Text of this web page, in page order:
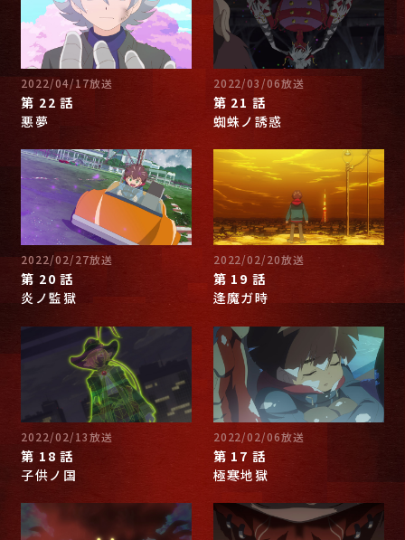
2022/04/17放送
第 22 話
悪夢
2022/03/06放送
第 21 話
蜘蛛ノ誘惑
2022/02/27放送
第 20 話
炎ノ監獄
2022/02/20放送
第 19 話
逢魔ガ時
2022/02/13放送
第 18 話
子供ノ国
2022/02/06放送
第 17 話
極寒地獄